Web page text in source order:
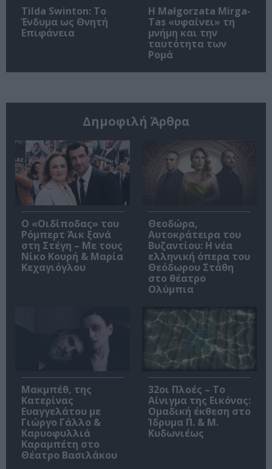
Tilda Swinton: Το
Ένδυμα ως Θνητή
Επιφάνεια
Η Małgorzata Mirga-
Tas «υφαίνει» τη
μνήμη και την
ταυτότητα των
Ρομά
Δημοφιλή Άρθρα
O «Οιδίποδας» του
Ρόμπερτ Άικ ξανά
στη Στέγη – Με τους
Νίκο Κουρή & Μαρία
Κεχαγιόγλου
Θεοδώρα,
Αυτοκράτειρα του
Βυζαντίου: Η νέα
ελληνική όπερα του
Θεόδωρου Στάθη
στο θέατρο
Ολύμπια
Μακμπέθ, της
Κατερίνας
Ευαγγελάτου με
Γιώργο Γάλλο &
Καρυοφυλλιά
Καραμπέτη στο
Θέατρο Βασιλάκου
32οι Πλοές – Το
Αίνιγμα της Εικόνας:
Ομαδική έκθεση στο
Ίδρυμα Π. & Μ.
Κυδωνιέως